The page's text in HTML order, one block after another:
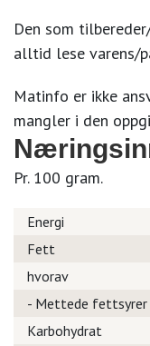
Den som
alltid lese varens/
Matinfo er ikke
mangler i den
Pr. 100 gram.
Energi
Fett
hvorav
- Mettede fettsyrer
Karbohydrat